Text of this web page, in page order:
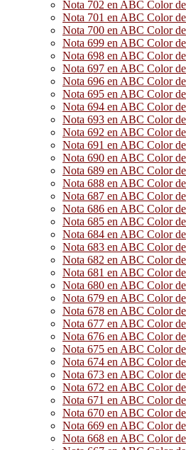
Nota 702 en ABC Color
Nota 701 en ABC Color
Nota 700 en ABC Color
Nota 699 en ABC Color
Nota 698 en ABC Color
Nota 697 en ABC Color
Nota 696 en ABC Color
Nota 695 en ABC Color
Nota 694 en ABC Color
Nota 693 en ABC Color
Nota 692 en ABC Color
Nota 691 en ABC Color
Nota 690 en ABC Color
Nota 689 en ABC Color
Nota 688 en ABC Color
Nota 687 en ABC Color
Nota 686 en ABC Color
Nota 685 en ABC Color
Nota 684 en ABC Color
Nota 683 en ABC Color
Nota 682 en ABC Color
Nota 681 en ABC Color
Nota 680 en ABC Color
Nota 679 en ABC Color
Nota 678 en ABC Color
Nota 677 en ABC Color
Nota 676 en ABC Color
Nota 675 en ABC Color
Nota 674 en ABC Color
Nota 673 en ABC Color
Nota 672 en ABC Color
Nota 671 en ABC Color
Nota 670 en ABC Color
Nota 669 en ABC Color
Nota 668 en ABC Color